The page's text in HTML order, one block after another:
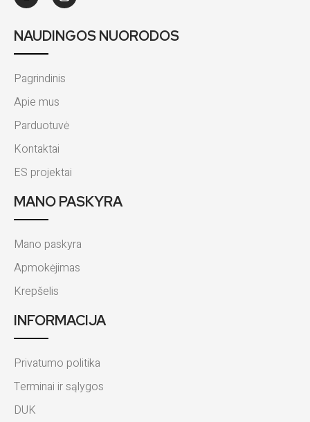
NAUDINGOS NUORODOS
Pagrindinis
Apie mus
Parduotuvė
Kontaktai
ES projektai
MANO PASKYRA
Mano paskyra
Apmokėjimas
Krepšelis
INFORMACIJA
Privatumo politika
Terminai ir sąlygos
DUK